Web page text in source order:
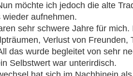
möchte ich jedoch die alte
aufnehmen.
sehr schwere Jahre für
Verlust von Freunden,
das wurde begleitet von sehr
Selbstwert war unterirdisch.